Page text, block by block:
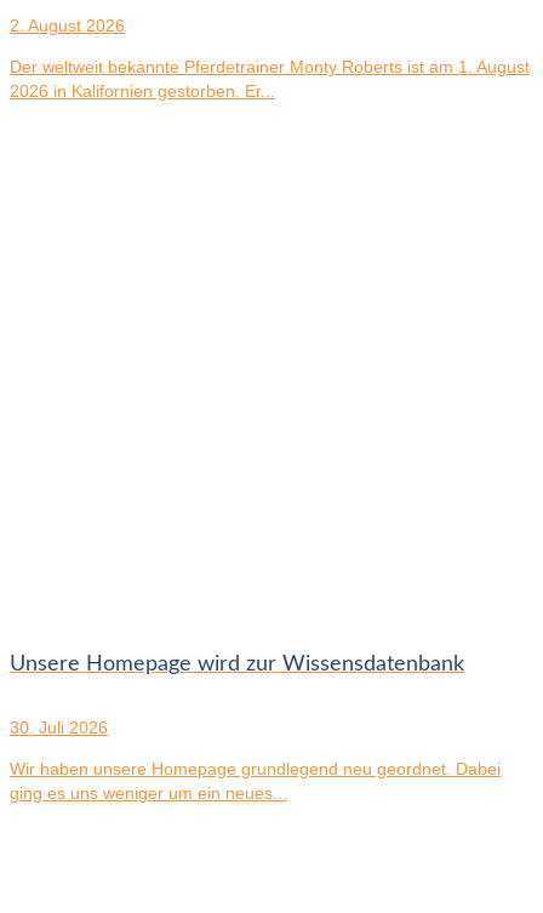
2. August 2026
Der weltweit bekannte Pferdetrainer Monty Roberts ist am 1. August
2026 in Kalifornien gestorben. Er...
Unsere Homepage wird zur Wissensdatenbank
30. Juli 2026
Wir haben unsere Homepage grundlegend neu geordnet. Dabei
ging es uns weniger um ein neues...